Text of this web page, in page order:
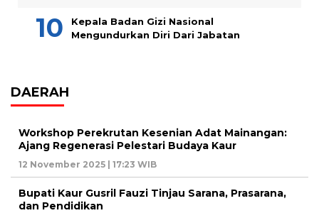
Kepala Badan Gizi Nasional
Mengundurkan Diri Dari Jabatan
DAERAH
Workshop Perekrutan Kesenian Adat Mainangan:
Ajang Regenerasi Pelestari Budaya Kaur
12 November 2025 | 17:23 WIB
Bupati Kaur Gusril Fauzi Tinjau Sarana, Prasarana,
dan Pendidikan